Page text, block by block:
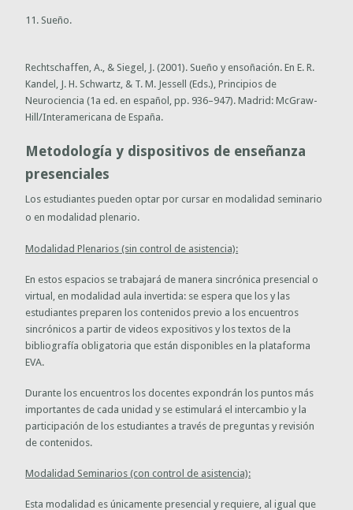
11. Sueño.
Rechtschaffen, A., & Siegel, J. (2001). Sueño y ensoñación. En E. R.
Kandel, J. H. Schwartz, & T. M. Jessell (Eds.), Principios de
Neurociencia (1a ed. en español, pp. 936–947). Madrid: McGraw-
Hill/Interamericana de España.
Metodología y dispositivos de enseñanza
presenciales
Los estudiantes pueden optar por cursar en modalidad seminario
o en modalidad plenario.
Modalidad Plenarios (sin control de asistencia):
En estos espacios se trabajará de manera sincrónica presencial o
virtual, en modalidad aula invertida: se espera que los y las
estudiantes preparen los contenidos previo a los encuentros
sincrónicos a partir de videos expositivos y los textos de la
bibliografía obligatoria que están disponibles en la plataforma
EVA.
Durante los encuentros los docentes expondrán los puntos más
importantes de cada unidad y se estimulará el intercambio y la
participación de los estudiantes a través de preguntas y revisión
de contenidos.
Modalidad Seminarios (con control de asistencia):
Esta modalidad es únicamente presencial y requiere, al igual que